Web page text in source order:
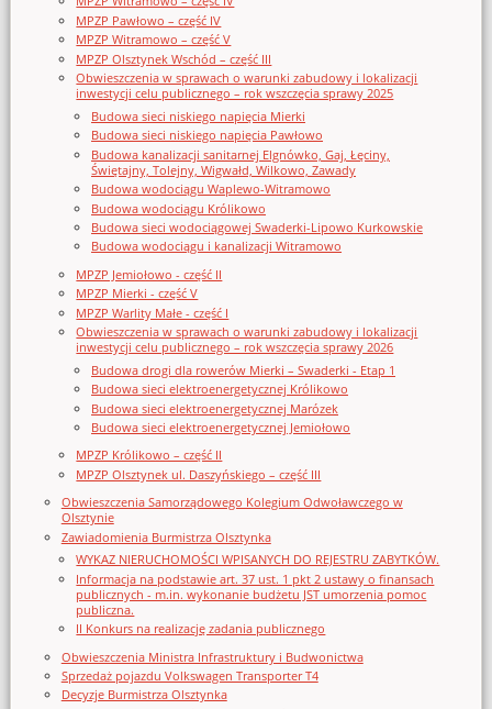
MPZP Pawłowo – część IV
MPZP Witramowo – część V
MPZP Olsztynek Wschód – część III
Obwieszczenia w sprawach o warunki zabudowy i lokalizacji
inwestycji celu publicznego – rok wszczęcia sprawy 2025
Budowa sieci niskiego napięcia Mierki
Budowa sieci niskiego napięcia Pawłowo
Budowa kanalizacji sanitarnej Elgnówko, Gaj, Łęciny,
Świętajny, Tolejny, Wigwałd, Wilkowo, Zawady
Budowa wodociągu Waplewo-Witramowo
Budowa wodociągu Królikowo
Budowa sieci wodociągowej Swaderki-Lipowo Kurkowskie
Budowa wodociągu i kanalizacji Witramowo
MPZP Jemiołowo - część II
MPZP Mierki - część V
MPZP Warlity Małe - część I
Obwieszczenia w sprawach o warunki zabudowy i lokalizacji
inwestycji celu publicznego – rok wszczęcia sprawy 2026
Budowa drogi dla rowerów Mierki – Swaderki - Etap 1
Budowa sieci elektroenergetycznej Królikowo
Budowa sieci elektroenergetycznej Marózek
Budowa sieci elektroenergetycznej Jemiołowo
MPZP Królikowo – część II
MPZP Olsztynek ul. Daszyńskiego – część III
Obwieszczenia Samorządowego Kolegium Odwoławczego w
Olsztynie
Zawiadomienia Burmistrza Olsztynka
WYKAZ NIERUCHOMOŚCI WPISANYCH DO REJESTRU ZABYTKÓW.
Informacja na podstawie art. 37 ust. 1 pkt 2 ustawy o finansach
publicznych - m.in. wykonanie budżetu JST umorzenia pomoc
publiczna.
II Konkurs na realizację zadania publicznego
Obwieszczenia Ministra Infrastruktury i Budwonictwa
Sprzedaż pojazdu Volkswagen Transporter T4
Decyzje Burmistrza Olsztynka